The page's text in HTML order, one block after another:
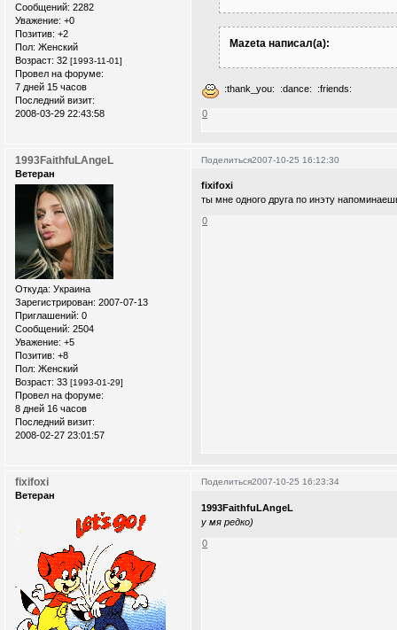
Сообщений: 2282
Уважение: +0
Позитив: +2
Пол: Женский
Возраст: 32 [1993-11-01]
Провел на форуме:
7 дней 15 часов
Последний визит:
2008-03-29 22:43:58
Mazeta написал(а):
:thank_you: :dance: :friends:
0
Поделиться2007-10-25 16:12:30
1993FaithfuLAngeL
Ветеран
Откуда: Украина
Зарегистрирован: 2007-07-13
Приглашений: 0
Сообщений: 2504
Уважение: +5
Позитив: +8
Пол: Женский
Возраст: 33 [1993-01-29]
Провел на форуме:
8 дней 16 часов
Последний визит:
2008-02-27 23:01:57
fixifoxi
ты мне одного друга по инэту
0
Поделиться2007-10-25 16:23:34
fixifoxi
Ветеран
1993FaithfuLAngeL
у мя редко)
0